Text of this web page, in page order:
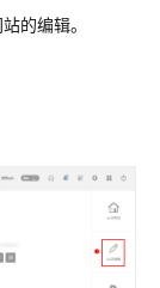
的编辑。